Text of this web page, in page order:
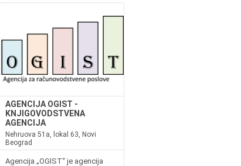
AGENCIJA OGIST -
KNJIGOVODSTVENA
AGENCIJA
Nehruova 51a, lokal 63, Novi
Beograd
Agencija „OGIST“ je agencija